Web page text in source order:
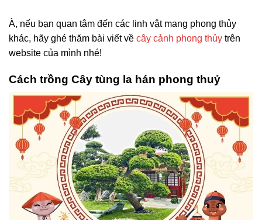
À, nếu bạn quan tâm đến các linh vật mang phong thủy
khác, hãy ghé thăm bài viết về cây cảnh phong thủy trên
website của mình nhé!
Cách trồng Cây tùng la hán phong thuỷ